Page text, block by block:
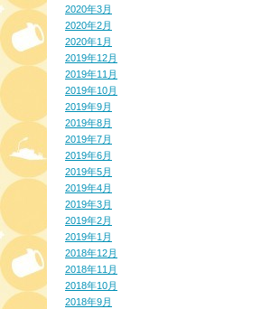
2020年3月
2020年2月
2020年1月
2019年12月
2019年11月
2019年10月
2019年9月
2019年8月
2019年7月
2019年6月
2019年5月
2019年4月
2019年3月
2019年2月
2019年1月
2018年12月
2018年11月
2018年10月
2018年9月